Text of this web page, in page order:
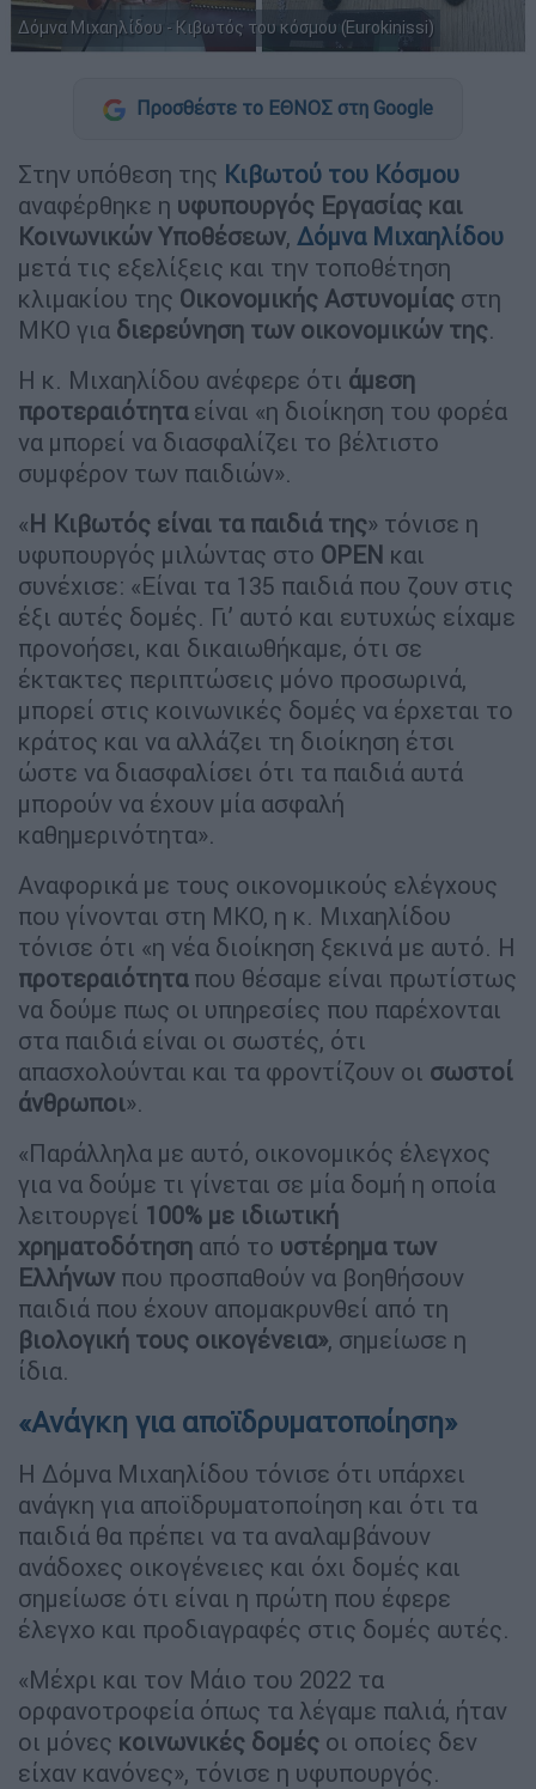
Δόμνα Μιχαηλίδου - Κιβωτός του κόσμου (Eurokinissi)
Προσθέστε το ΕΘΝΟΣ στη Google
Στην υπόθεση της Κιβωτού του Κόσμου
αναφέρθηκε η υφυπουργός Εργασίας και
Κοινωνικών Υποθέσεων, Δόμνα Μιχαηλίδου
μετά τις εξελίξεις και την τοποθέτηση
κλιμακίου της Οικονομικής Αστυνομίας στη
ΜΚΟ για διερεύνηση των οικονομικών της.
Η κ. Μιχαηλίδου ανέφερε ότι άμεση
προτεραιότηταείναι «η διοίκηση του φορέα
να μπορεί να διασφαλίζει το βέλτιστο
συμφέρον των παιδιών».
«Η Κιβωτός είναι τα παιδιά της» τόνισε η
υφυπουργός μιλώντας στο OPEN και
συνέχισε: «Είναι τα 135 παιδιά που ζουν στις
έξι αυτές δομές. Γι’ αυτό και ευτυχώς είχαμε
προνοήσει, και δικαιωθήκαμε, ότι σε
έκτακτες περιπτώσεις μόνο προσωρινά,
μπορεί στις κοινωνικές δομές να έρχεται το
κράτος και να αλλάζει τη διοίκηση έτσι
ώστε να διασφαλίσει ότι τα παιδιά αυτά
μπορούν να έχουν μία ασφαλή
καθημερινότητα».
Αναφορικά με τους οικονομικούς ελέγχους
που γίνονται στη ΜΚΟ, η κ. Μιχαηλίδου
τόνισε ότι «η νέα διοίκηση ξεκινά με αυτό. Η
προτεραιότηταπου θέσαμε είναι πρωτίστως
να δούμε πως οι υπηρεσίες που παρέχονται
στα παιδιά είναι οι σωστές, ότι
απασχολούνται και τα φροντίζουν οι σωστοί
άνθρωποι».
«Παράλληλα με αυτό, οικονομικός έλεγχος
για να δούμε τι γίνεται σε μία δομή η οποία
λειτουργεί 100% με ιδιωτική
χρηματοδότηση από το υστέρημα των
Ελλήνων που προσπαθούν να βοηθήσουν
παιδιά που έχουν απομακρυνθεί από τη
βιολογική τους οικογένεια», σημείωσε η
ίδια.
«Ανάγκη για αποϊδρυματοποίηση»
Η Δόμνα Μιχαηλίδου τόνισε ότι υπάρχει
ανάγκη για αποϊδρυματοποίηση και ότι τα
παιδιά θα πρέπει να τα αναλαμβάνουν
ανάδοχες οικογένειες και όχι δομές και
σημείωσε ότι είναι η πρώτη που έφερε
έλεγχο και προδιαγραφές στις δομές αυτές.
«Μέχρι και τον Μάιο του 2022 τα
ορφανοτροφεία όπως τα λέγαμε παλιά, ήταν
οι μόνες κοινωνικές δομές οι οποίες δεν
είχαν κανόνες», τόνισε η υφυπουργός.